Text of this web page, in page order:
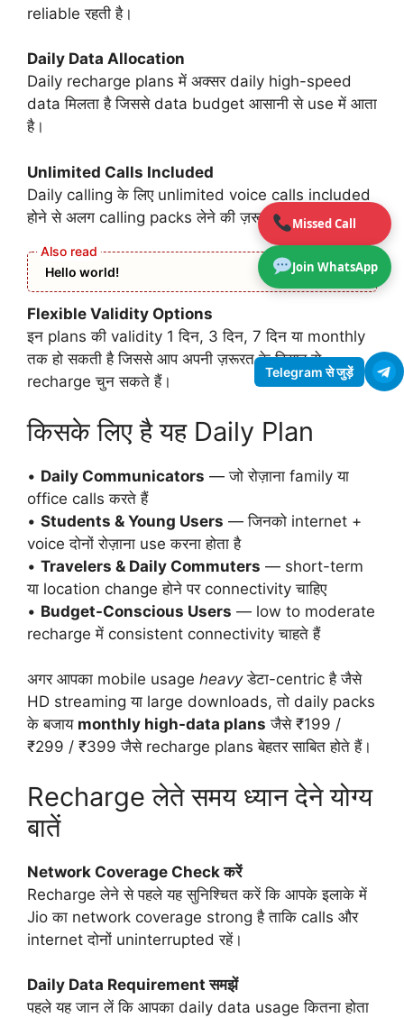
Missed Call
Join WhatsApp
reliable रहती है।
Daily Data Allocation
Daily recharge plans में अक्सर daily high-speed
data मिलता है जिससे data budget आसानी से use में आता
है।
Unlimited Calls Included
Daily calling के लिए unlimited voice calls included
होने से अलग calling packs लेने की ज़रूरत नहीं रहती।
Hello world!
Flexible Validity Options
इन plans की validity 1 दिन, 3 दिन, 7 दिन या monthly
तक हो सकती है जिससे आप अपनी ज़रूरत के हिसाब से
recharge चुन सकते हैं।
किसके लिए है यह Daily Plan
• Daily Communicators — जो रोज़ाना family या
office calls करते हैं
• Students & Young Users — जिनको internet +
voice दोनों रोज़ाना use करना होता है
• Travelers & Daily Commuters — short-term
या location change होने पर connectivity चाहिए
• Budget-Conscious Users — low to moderate
recharge में consistent connectivity चाहते हैं
अगर आपका mobile usage heavyडेटा-centric है जैसे
HD streaming या large downloads, तो daily packs
के बजाय monthly high-data plans जैसे ₹199 /
₹299 / ₹399 जैसे recharge plans बेहतर साबित होते हैं।
Recharge लेते समय ध्यान देने योग्य
बातें
Network Coverage Check करें
Recharge लेने से पहले यह सुनिश्चित करें कि आपके इलाके में
Jio का network coverage strong है ताकि calls और
internet दोनों uninterrupted रहें।
Daily Data Requirement समझें
पहले यह जान लें कि आपका daily data usage कितना होता
Telegram से जुड़ें